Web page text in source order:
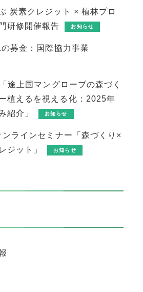
炭素クレジット × 植林プロ
研修開催報告
お知らせ
募金：国際協力事業
途上国マングローブの森づく
植えるを視える化：2025年
紹介」
お知らせ
ラインセミナー「森づくり×
ジット」
お知らせ